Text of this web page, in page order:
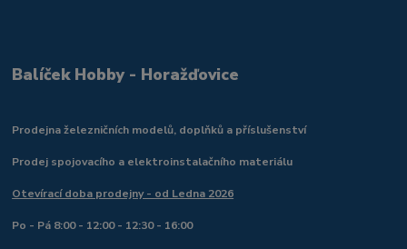
Balíček Hobby - Horažďovice
Prodejna železničních modelů, doplňků a příslušenství
Prodej spojovacího a elektroinstalačního materiálu
Otevírací doba prodejny - od Ledna 2026
Po - Pá 8:00 - 12:00 - 12:30 - 16:00